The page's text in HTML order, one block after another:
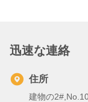
迅速な連絡
住所
建物の